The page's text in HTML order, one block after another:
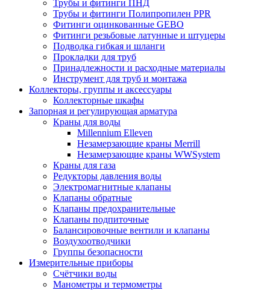
Трубы и фитинги ПНД
Трубы и фитинги Полипропилен PPR
Фитинги оцинкованные GEBO
Фитинги резьбовые латунные и штуцеры
Подводка гибкая и шланги
Прокладки для труб
Принадлежности и расходные материалы
Инструмент для труб и монтажа
Коллекторы, группы и аксессуары
Коллекторные шкафы
Запорная и регулирующая арматура
Краны для воды
Millennium Elleven
Незамерзающие краны Merrill
Незамерзающие краны WWSystem
Краны для газа
Редукторы давления воды
Электромагнитные клапаны
Клапаны обратные
Клапаны предохранительные
Клапаны подпиточные
Балансировочные вентили и клапаны
Воздухоотводчики
Группы безопасности
Измерительные приборы
Счётчики воды
Манометры и термометры